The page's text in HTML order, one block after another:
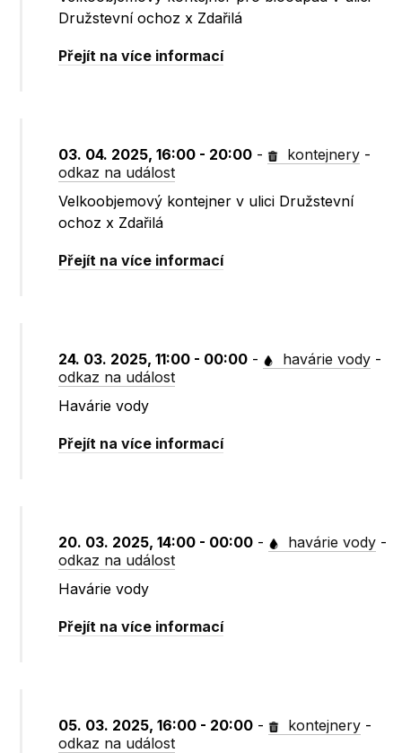
Družstevní ochoz x Zdařilá
Přejít na více informací
03. 04. 2025, 16:00 - 20:00 - kontejnery -
odkaz na událost
Velkoobjemový kontejner v ulici Družstevní
ochoz x Zdařilá
Přejít na více informací
24. 03. 2025, 11:00 - 00:00 - havárie vody -
odkaz na událost
Havárie vody
Přejít na více informací
20. 03. 2025, 14:00 - 00:00 - havárie vody -
odkaz na událost
Havárie vody
Přejít na více informací
05. 03. 2025, 16:00 - 20:00 - kontejnery -
odkaz na událost